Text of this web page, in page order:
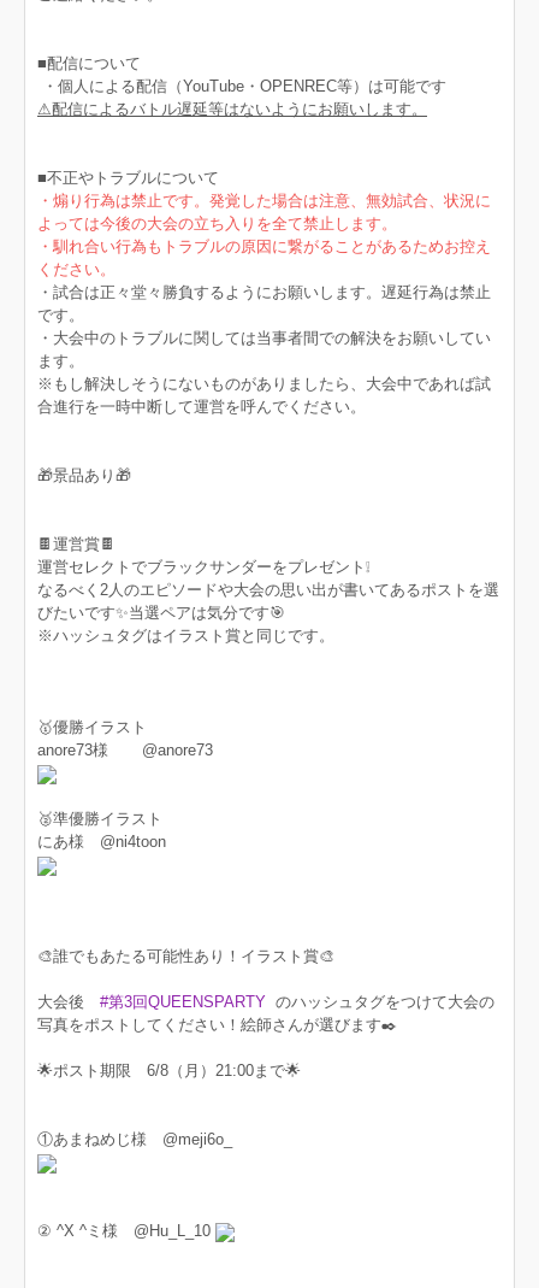
■配信について
・個人による配信（YouTube・OPENREC等）は可能です
⚠︎配信によるバトル遅延等はないようにお願いします。
■不正やトラブルについて
・煽り行為は禁止です。発覚した場合は注意、無効試合、状況に
よっては今後の大会の立ち入りを全て禁止します。
・馴れ合い行為もトラブルの原因に繋がることがあるためお控え
ください。
・試合は正々堂々勝負するようにお願いします。遅延行為は禁止
です。
・大会中のトラブルに関しては当事者間での解決をお願いしてい
ます。
※もし解決しそうにないものがありましたら、大会中であれば試
合進行を一時中断して運営を呼んでください。
🎁景品あり🎁
🍫運営賞🍫
運営セレクトでブラックサンダーをプレゼント❕
なるべく2人のエピソードや大会の思い出が書いてあるポストを選
びたいです✨当選ペアは気分です🎯
※ハッシュタグはイラスト賞と同じです。
🥇優勝イラスト
anore73様 @anore73
🥈準優勝イラスト
にあ様 @ni4toon
🎨誰でもあたる可能性あり！イラスト賞🎨
大会後 #第3回QUEENSPARTY のハッシュタグをつけて大会の
写真をポストしてください！絵師さんが選びます✒️
🌟ポスト期限 6/8（月）21:00まで🌟
①あまねめじ様 @meji6o_
② ^X ^ミ様 @Hu_L_10